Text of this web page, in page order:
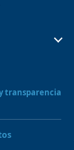
asesores
transparencia